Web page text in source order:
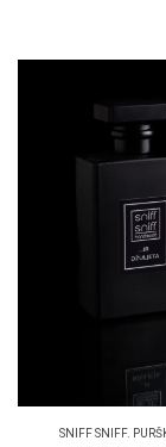
SNIFF SNIFF.